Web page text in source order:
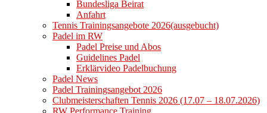
Bundesliga Beirat
Anfahrt
Tennis Trainingsangebote 2026(ausgebucht)
Padel im RW
Padel Preise und Abos
Guidelines Padel
Erklärvideo Padelbuchung
Padel News
Padel Trainingsangebot 2026
Clubmeisterschaften Tennis 2026 (17.07 – 18.07.2026)